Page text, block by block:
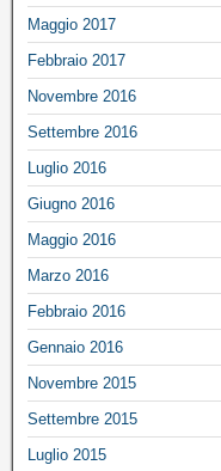
Maggio 2017
Febbraio 2017
Novembre 2016
Settembre 2016
Luglio 2016
Giugno 2016
Maggio 2016
Marzo 2016
Febbraio 2016
Gennaio 2016
Novembre 2015
Settembre 2015
Luglio 2015